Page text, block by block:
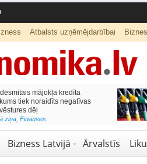
Atbalsts uzņēmējdarbībai
mājokļa kredīta
tiek noraidīts negatīvas
dēļ
ziņa, Finanses
Bizness Latvijā Ārvalstīs